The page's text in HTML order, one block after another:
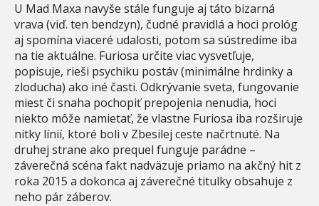
U Mad Maxa navyše stále funguje aj táto bizarná
vrava (viď. ten bendzyn), čudné pravidlá a hoci prológ
aj spomína viaceré udalosti, potom sa sústredíme iba
na tie aktuálne. Furiosa určite viac vysvetľuje,
popisuje, rieši psychiku postáv (minimálne hrdinky a
zloducha) ako iné časti. Odkrývanie sveta, fungovanie
miest či snaha pochopiť prepojenia nenudia, hoci
niekto môže namietať, že vlastne Furiosa iba rozširuje
nitky línií, ktoré boli v Zbesilej ceste načrtnuté. Na
druhej strane ako prequel funguje parádne –
záverečná scéna fakt nadväzuje priamo na akčný hit z
roka 2015 a dokonca aj záverečné titulky obsahuje z
neho pár záberov.